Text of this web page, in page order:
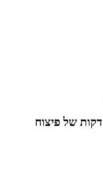
ניפגש אצלי במשרד ל-90 דקות של פיצוח